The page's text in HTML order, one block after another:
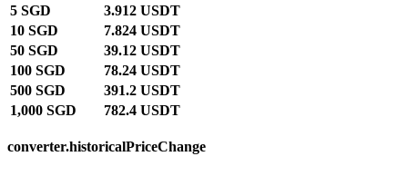
5 SGD
3.912 USDT
10 SGD
7.824 USDT
50 SGD
39.12 USDT
100 SGD
78.24 USDT
500 SGD
391.2 USDT
1,000 SGD
782.4 USDT
converter.historicalPriceChange